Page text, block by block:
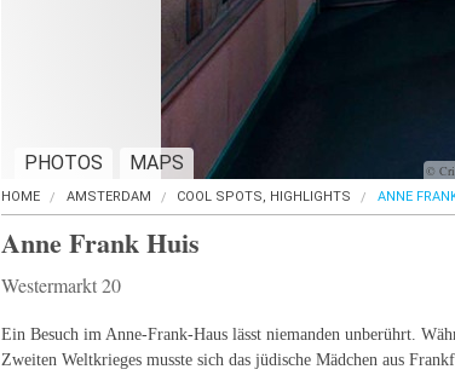
©
PHOTOS MAPS
HOME AMSTERDAM COOL SPOTS, HIGHLIGHTS ANNE
Anne Frank Huis
Westermarkt 20
Ein Besuch im Anne-Frank-Haus lässt niemanden unberührt.
Zweiten Weltkrieges musste sich das jüdische Mädchen aus